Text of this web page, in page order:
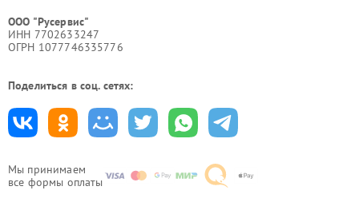
Мы принимаем
все формы оплаты
ООО "Русервис"
ИНН 7702633247
ОГРН 1077746335776
Поделиться в соц. сетях: